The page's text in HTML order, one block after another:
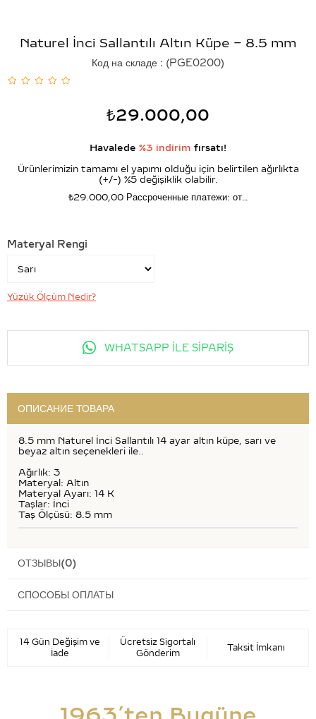
Naturel İnci Sallantılı Altın Küpe – 8.5 mm
Код на складе (PGE0200)
₺29.000,00
Havalede %3 indirim fırsatı!
Ürünlerimizin tamamı el yapımı olduğu için belirtilen ağırlıkta
(+/-) %5 değişiklik olabilir.
₺29.000,00 Рассроченные платежи: от…
Materyal Rengi
Yüzük Ölçüm Nedir?
WHATSAPP İLE SİPARİŞ
ОПИСАНИЕ ТОВАРА
8.5 mm Naturel İnci Sallantılı 14 ayar altın küpe, sarı ve
beyaz altın seçenekleri ile..
Ağırlık: 3
Materyal: Altın
Materyal Ayarı: 14 K
Taşlar: İnci
Taş Ölçüsü: 8.5 mm
ОТЗЫВЫ(0)
СПОСОБЫ ОПЛАТЫ
14 Gün Değişim ve
İade
Ücretsiz Sigortalı
Gönderim
Taksit İmkanı